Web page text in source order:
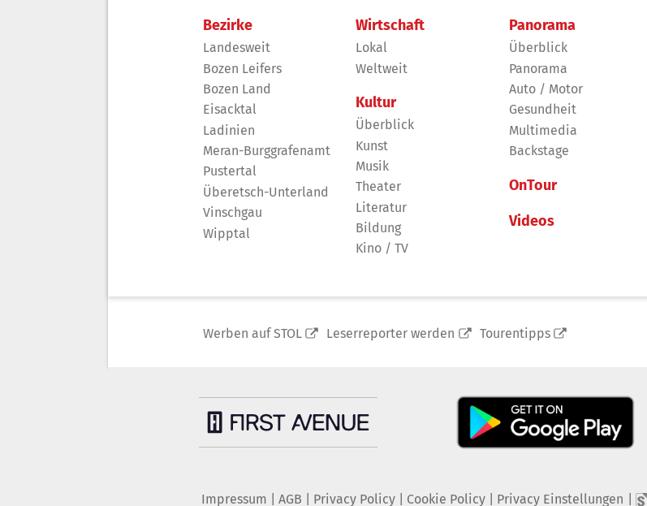
Bezirke
Landesweit
Bozen Leifers
Bozen Land
Eisacktal
Ladinien
Meran-Burggrafenamt
Pustertal
Überetsch-Unterland
Vinschgau
Wipptal
Wirtschaft
Lokal
Weltweit
Kultur
Überblick
Kunst
Musik
Theater
Literatur
Bildung
Kino / TV
Panorama
Überblick
Panorama
Auto / Motor
Gesundheit
Multimedia
Backstage
OnTour
Videos
Werben auf STOL Leserreporter werden Tourentipps
Impressum AGB Privacy Policy| Cookie Policy| Privacy Einstellungen